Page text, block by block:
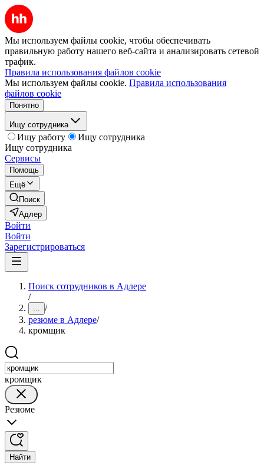
Мы используем файлы cookie, чтобы обеспечивать
правильную работу нашего веб-сайта и анализировать сетевой
трафик.
Правила использования файлов cookie
Мы используем файлы cookie. Правила использования
файлов cookie
Понятно
Ищу сотрудника
Ищу работу
Ищу сотрудника
Ищу сотрудника
Сервисы
Помощь
Ещё
Поиск
Адлер
Войти
Войти
Зарегистрироваться
Поиск сотрудников в Адлере
/
... /
резюме в Адлере/
кромщик
кромщик
Резюме
Найти